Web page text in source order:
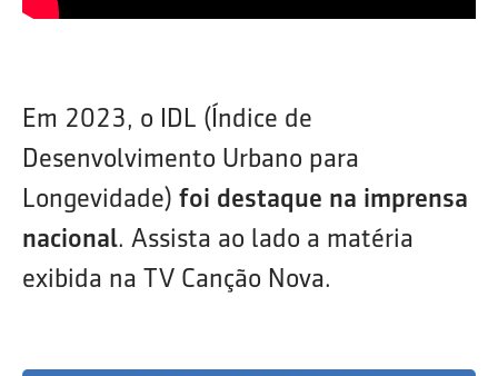
Em 2023, o IDL (Índice de
Desenvolvimento Urbano para
Longevidade) foi destaque na imprensa
nacional. Assista ao lado a matéria
exibida na TV Canção Nova.